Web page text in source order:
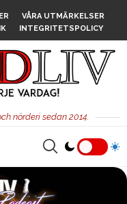
VÅRA UTMÄRKELSER
INTEGRITETSPOLICY
nörderi sedan 2014.